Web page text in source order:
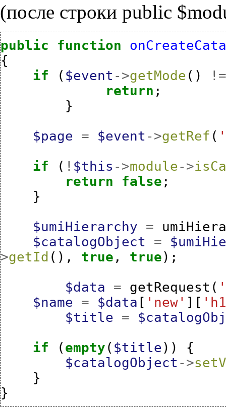
(после строки public
public function
{
if
( $event ->getMode ()
return ;
}
$page = $event ->getRef (
if
( ! $this ->module->
return
false ;
}
$umiHierarchy =
$catalogObject
=
>getId (), true , true);
$data
= getRequest (
$name = $data [ 'new' ][
$title =
if
( empty ( $title))
{
$catalogObject ->
}
}